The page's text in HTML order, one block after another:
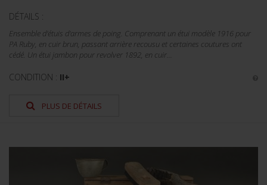
DÉTAILS :
Ensemble d'étuis d'armes de poing. Comprenant un étui modèle 1916 pour
PA Ruby, en cuir brun, passant arrière recousu et certaines coutures ont
cédé. Un étui jambon pour revolver 1892, en cuir...
CONDITION : II+
PLUS DE DÉTAILS